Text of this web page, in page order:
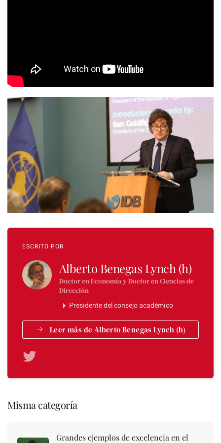
ESCRITO POR
Alberto Benegas Lynch (h)
Doctor en Economía y Doctor en Ciencias de
Dirección
Presidente del consejo académico
Leer más de Alberto Benegas Lynch (h)
Misma categoría
Grandes ejemplos de excelencia en el